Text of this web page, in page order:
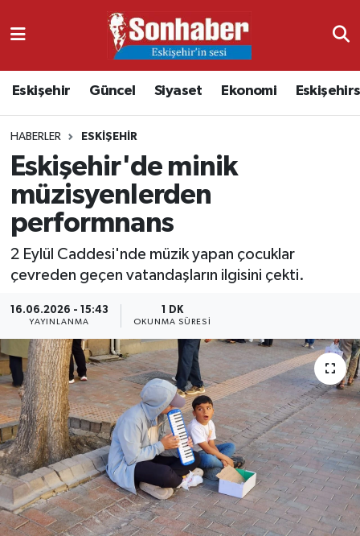
Eskişehir Güncel Siyaset Ekonomi
HABERLER ESKIŞEHIR
Eskişehir'de minik
müzisyenlerden
performnans
2 Eylül Caddesi'nde müzik yapan çocuklar
çevreden geçen vatandaşların ilgisini çekti.
16.06.2026 - 15:43
YAYINLANMA
1 DK
OKUNMA SÜRESI
Ekonomi
Güncel
Kültür & Sanat
Magazin
Resmi İlanlar
Sağlık
Siyaset
Spor
Nöbetçi Eczaneler
Namaz Vakitleri
Trafik Durumu
Süper Lig Puan Durumu ve Fikstür
Tüm Manşetler
Son Dakika Haberleri
Haber Arşivi